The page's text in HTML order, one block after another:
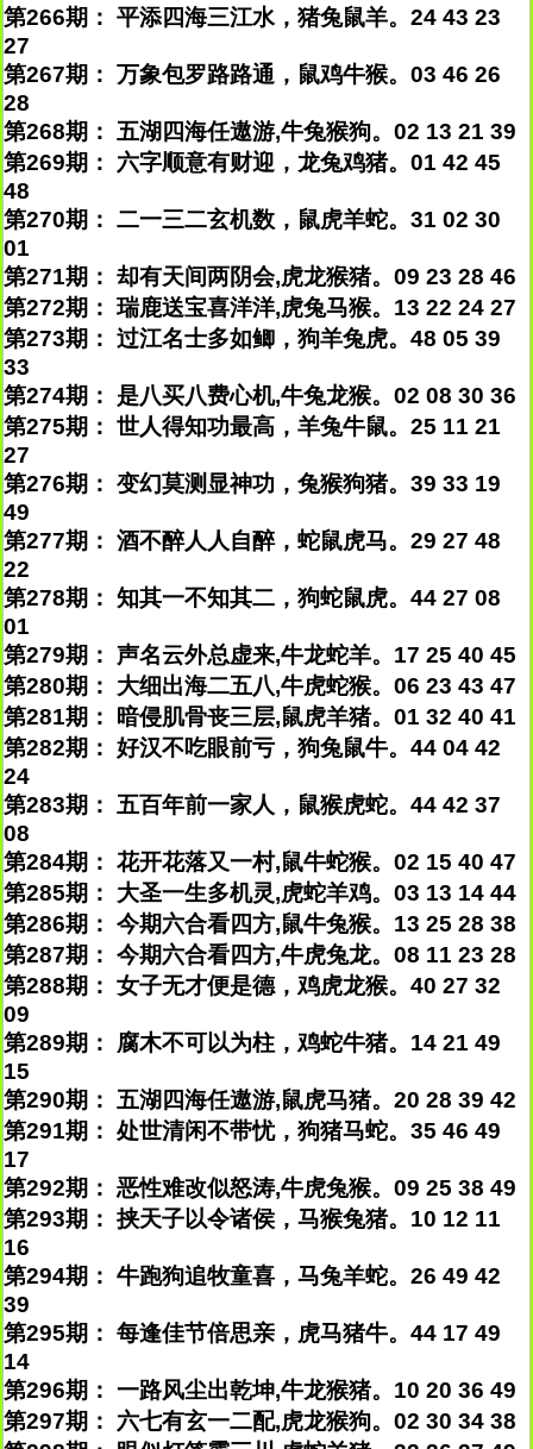
第266期： 平添四海三江水，猪兔鼠羊。24 43 23
27
第267期： 万象包罗路路通，鼠鸡牛猴。03 46 26
28
第268期： 五湖四海任遨游,牛兔猴狗。02 13 21 39
第269期： 六字顺意有财迎，龙兔鸡猪。01 42 45
48
第270期： 二一三二玄机数，鼠虎羊蛇。31 02 30
01
第271期： 却有天间两阴会,虎龙猴猪。09 23 28 46
第272期： 瑞鹿送宝喜洋洋,虎兔马猴。13 22 24 27
第273期： 过江名士多如鲫，狗羊兔虎。48 05 39
33
第274期： 是八买八费心机,牛兔龙猴。02 08 30 36
第275期： 世人得知功最高，羊兔牛鼠。25 11 21
27
第276期： 变幻莫测显神功，兔猴狗猪。39 33 19
49
第277期： 酒不醉人人自醉，蛇鼠虎马。29 27 48
22
第278期： 知其一不知其二，狗蛇鼠虎。44 27 08
01
第279期： 声名云外总虚来,牛龙蛇羊。17 25 40 45
第280期： 大细出海二五八,牛虎蛇猴。06 23 43 47
第281期： 暗侵肌骨丧三层,鼠虎羊猪。01 32 40 41
第282期： 好汉不吃眼前亏，狗兔鼠牛。44 04 42
24
第283期： 五百年前一家人，鼠猴虎蛇。44 42 37
08
第284期： 花开花落又一村,鼠牛蛇猴。02 15 40 47
第285期： 大圣一生多机灵,虎蛇羊鸡。03 13 14 44
第286期： 今期六合看四方,鼠牛兔猴。13 25 28 38
第287期： 今期六合看四方,牛虎兔龙。08 11 23 28
第288期： 女子无才便是德，鸡虎龙猴。40 27 32
09
第289期： 腐木不可以为柱，鸡蛇牛猪。14 21 49
15
第290期： 五湖四海任遨游,鼠虎马猪。20 28 39 42
第291期： 处世清闲不带忧，狗猪马蛇。35 46 49
17
第292期： 恶性难改似怒涛,牛虎兔猴。09 25 38 49
第293期： 挟天子以令诸侯，马猴兔猪。10 12 11
16
第294期： 牛跑狗追牧童喜，马兔羊蛇。26 49 42
39
第295期： 每逢佳节倍思亲，虎马猪牛。44 17 49
14
第296期： 一路风尘出乾坤,牛龙猴猪。10 20 36 49
第297期： 六七有玄一二配,虎龙猴狗。02 30 34 38